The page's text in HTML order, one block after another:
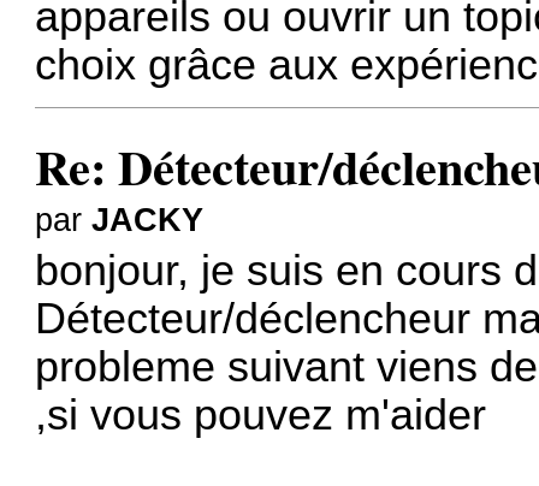
appareils ou ouvrir un
choix grâce aux
Re: Détecteur/
parJACKY
bonjour, je suis en cours
Détecteur/déclencheur
probleme suivant viens
,si vous pouvez m'aider